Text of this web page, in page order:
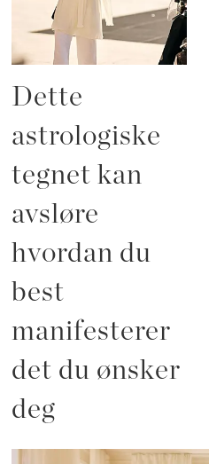
Dette
astrologiske
tegnet kan
avsløre
hvordan du
best
manifesterer
det du ønsker
deg